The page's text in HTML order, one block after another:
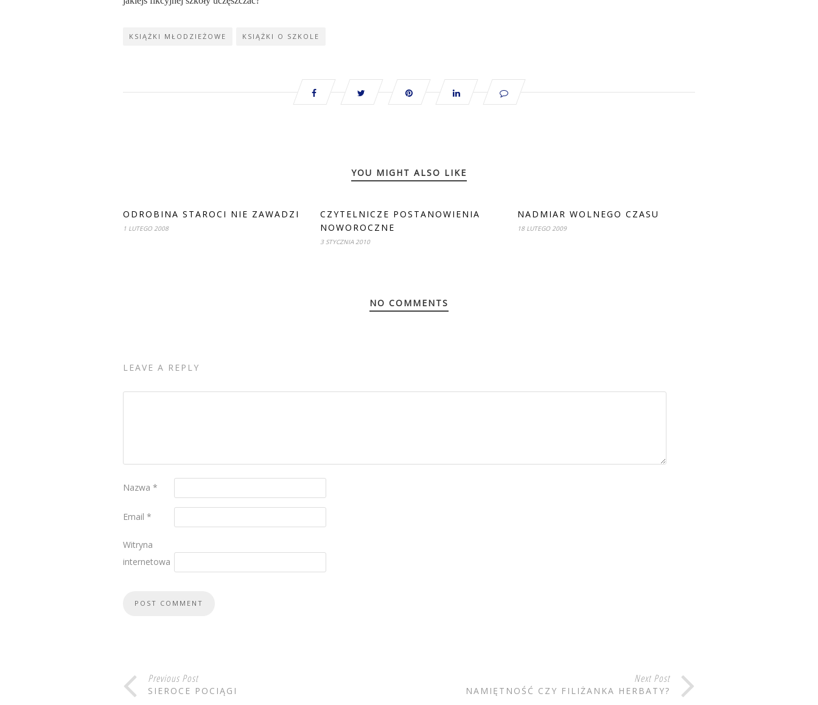
KSIĄŻKI MŁODZIEŻOWE KSIĄŻKI O SZKOLE
YOU MIGHT ALSO LIKE
ODROBINA STAROCI NIE ZAWADZI
1 LUTEGO 2008
CZYTELNICZE POSTANOWIENIA
NOWOROCZNE
3 STYCZNIA 2010
NADMIAR WOLNEGO CZASU
18 LUTEGO 2009
NO COMMENTS
LEAVE A REPLY
Nazwa *
Email *
Witryna
internetowa
Previous Post
SIEROCE POCIĄGI
Next Post
NAMIĘTNOŚĆ CZY FILIŻANKA HERBATY?